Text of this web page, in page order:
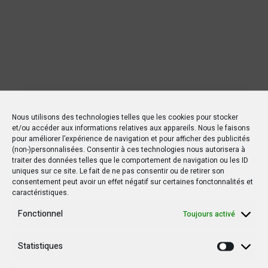
Nous utilisons des technologies telles que les cookies pour stocker
et/ou accéder aux informations relatives aux appareils. Nous le faisons
pour améliorer l’expérience de navigation et pour afficher des publicités
(non-)personnalisées. Consentir à ces technologies nous autorisera à
traiter des données telles que le comportement de navigation ou les ID
uniques sur ce site. Le fait de ne pas consentir ou de retirer son
consentement peut avoir un effet négatif sur certaines fonctonnalités et
caractéristiques.
Fonctionnel Toujours activé
Statistiques
Nouvelles Récentes
Jean-Noël Barrot, chef de la diplomatie